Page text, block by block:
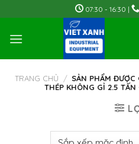
to
content
07:30 - 16:30 |
TRANG CHỦ / SẢN PHẨM ĐƯỢC
THÉP KHÔNG GỈ 2.5 TẤN